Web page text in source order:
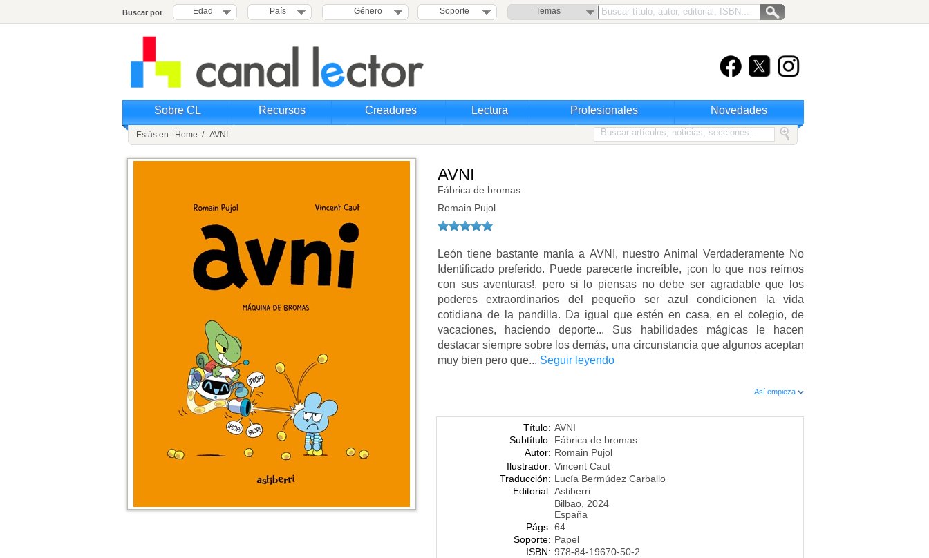
Buscar por Edad País Género Soporte Temas
Sobre CL Recursos Creadores Lectura Profesionales Novedades
Estás en : Home / AVNI
AVNI
Fábrica de bromas
Romain Pujol
León tiene bastante manía a AVNI, nuestro Animal Verdaderamente No
Identificado preferido. Puede parecerte increíble, ¡con lo que nos reímos
con sus aventuras!, pero si lo piensas no debe ser agradable que los
poderes extraordinarios del pequeño ser azul condicionen la vida
cotidiana de la pandilla. Da igual que estén en casa, en el colegio, de
vacaciones, haciendo deporte... Sus habilidades mágicas le hacen
destacar siempre sobre los demás, una circunstancia que algunos aceptan
muy bien pero que... Seguir leyendo
Así empieza
Título: AVNI
Subtítulo: Fábrica de bromas
Autor: Romain Pujol
Ilustrador: Vincent Caut
Traducción: Lucía Bermúdez Carballo
Editorial: Astiberri
Bilbao, 2024
España
Págs: 64
Soporte: Papel
ISBN: 978-84-19670-50-2